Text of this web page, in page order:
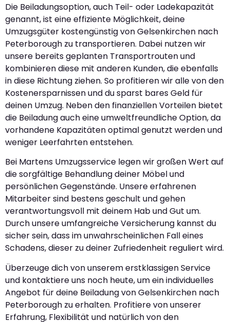
Die Beiladungsoption, auch Teil- oder Ladekapazität
genannt, ist eine effiziente Möglichkeit, deine
Umzugsgüter kostengünstig von Gelsenkirchen nach
Peterborough zu transportieren. Dabei nutzen wir
unsere bereits geplanten Transportrouten und
kombinieren diese mit anderen Kunden, die ebenfalls
in diese Richtung ziehen. So profitieren wir alle von den
Kostenersparnissen und du sparst bares Geld für
deinen Umzug. Neben den finanziellen Vorteilen bietet
die Beiladung auch eine umweltfreundliche Option, da
vorhandene Kapazitäten optimal genutzt werden und
weniger Leerfahrten entstehen.
Bei Martens Umzugsservice legen wir großen Wert auf
die sorgfältige Behandlung deiner Möbel und
persönlichen Gegenstände. Unsere erfahrenen
Mitarbeiter sind bestens geschult und gehen
verantwortungsvoll mit deinem Hab und Gut um.
Durch unsere umfangreiche Versicherung kannst du
sicher sein, dass im unwahrscheinlichen Fall eines
Schadens, dieser zu deiner Zufriedenheit reguliert wird.
Überzeuge dich von unserem erstklassigen Service
und kontaktiere uns noch heute, um ein individuelles
Angebot für deine Beiladung von Gelsenkirchen nach
Peterborough zu erhalten. Profitiere von unserer
Erfahrung, Flexibilität und natürlich von den